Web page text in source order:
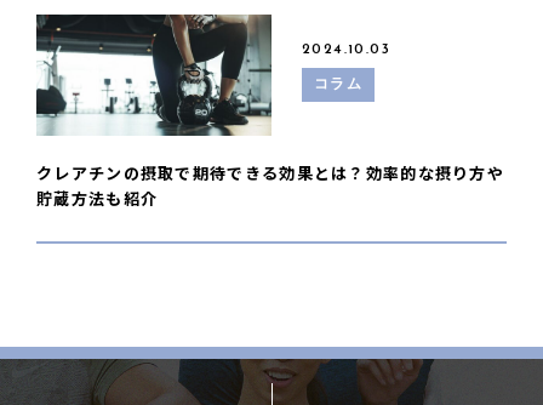
2024.10.03
コラム
クレアチンの摂取で期待できる効果とは？効率的な摂り方や
貯蔵方法も紹介